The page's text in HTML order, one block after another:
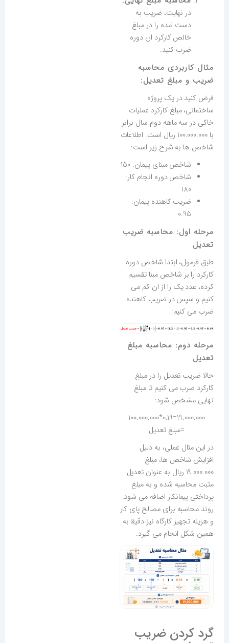
در نهایت، ضریب به
دست امده را در مبلغ
خالص کارکرد ان دوره
ضرب کنید.
مثال کاربردی محاسبه
ضریب و مبلغ تعدیل:
فرض کنید در یک پروژه
ساختمانی، مبلغ کارکرد عملیات
خاکی در سه ماهه دوم سال برابر
با 100.000.000 ریال است. اطلاعات
شاخص ها به شرح زیر است:
شاخص مبنای پیمان: 150
شاخص دوره انجام کار:
180
ضریب کاهنده پیمان:
0.95
مرحله اول: محاسبه ضریب
تعدیل
طبق فرمول، ابتدا شاخص دوره
کارکرد را بر شاخص مبنا تقسیم
کرده، عدد یک را از ان کم می
کنیم و سپس در ضریب کاهنده
ضرب می کنیم:
مرحله دوم: محاسبه مبلغ
تعدیل
حالا ضریب تعدیل را در مبلغ
کارکرد ضرب می کنیم تا مبلغ
نهایی مشخص شود:
19.000.000=0.19*100.000.000
=مبلغ تعدیل
در این مثال عملی، به دلیل
افزایش شاخص ها، مبلغ
19.000.000 ریال به عنوان تعدیل
مثبت محاسبه شده و به مبلغ
پرداختی پیمانکار اضافه می شود.
روند محاسبه برای مصالح پای کار
و هزینه تجهیز کارگاه نیز دقیقا به
همین شکل انجام می گیرد.
گرد کردن ضریب